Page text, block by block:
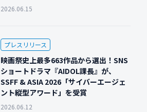
2026.06.15
プレスリリース
映画祭史上最多663作品から選出！SNS
ショートドラマ『AIDOL課長』が、
SSFF & ASIA 2026「サイバーエージェ
ント縦型アワード」を受賞
2026.06.12